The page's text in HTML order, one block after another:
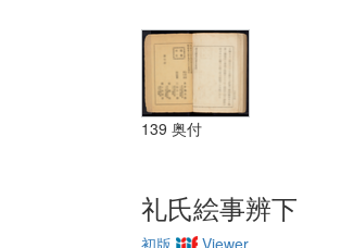
139 奥付
礼氏絵事辨下
初版 Viewer